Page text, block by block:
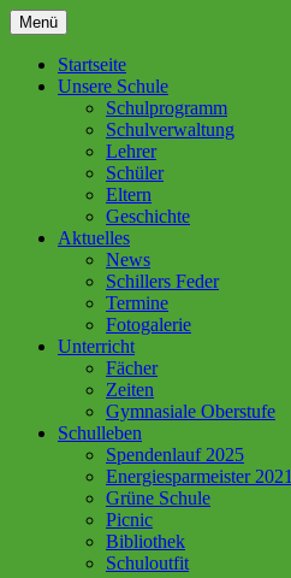
Zum
Inhalt
springen
Menü
Startseite
Unsere Schule
Schulprogramm
Schulverwaltung
Lehrer
Schüler
Eltern
Geschichte
Aktuelles
News
Schillers Feder
Termine
Fotogalerie
Unterricht
Fächer
Zeiten
Gymnasiale Oberstufe
Schulleben
Spendenlauf 2025
Energiesparmeister 2021
Grüne Schule
Picnic
Bibliothek
Schuloutfit